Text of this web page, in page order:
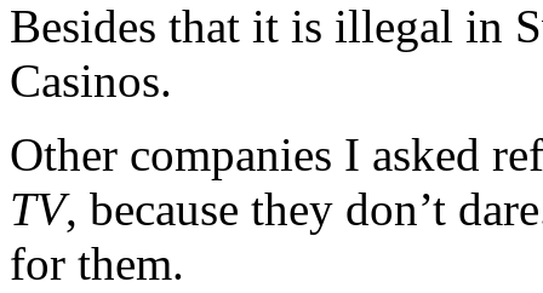
Besides that it is illegal in
Casinos.
Other companies I asked
TV, because they don’t
for them.